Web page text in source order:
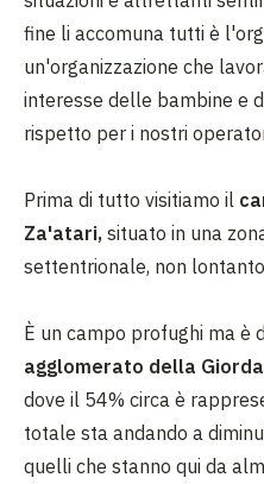
fine li accomuna tutti è
un'organizzazione che
interesse delle bambine e
rispetto per i nostri
Prima di tutto visitiamo il
Za'atari, situato in una
settentrionale, non
È un campo profughi ma è
agglomerato della
dove il 54% circa è
totale sta andando a
quelli che stanno qui da